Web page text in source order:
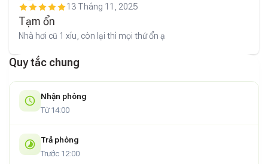
13 Tháng 11, 2025
Tạm ổn
Nhà hơi cũ 1 xíu, còn lại thì mọi thứ ổn ạ
Quy tắc chung
Nhận phòng
Từ 14:00
Trả phòng
Trước 12:00